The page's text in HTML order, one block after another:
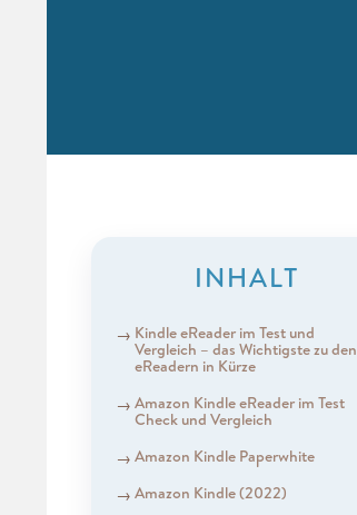
INHALT
Kindle eReader im Test und
Vergleich – das Wichtigste zu den
eReadern in Kürze
Amazon Kindle eReader im Test
Check und Vergleich
Amazon Kindle Paperwhite
Amazon Kindle (2022)